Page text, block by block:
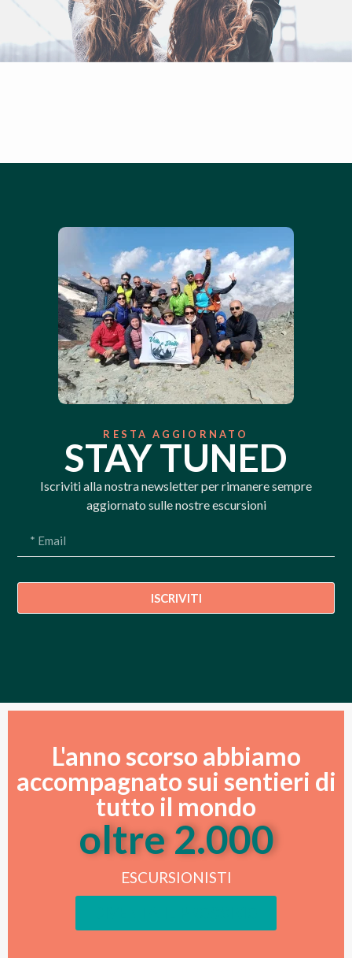
RESTA AGGIORNATO
STAY TUNED
Iscriviti alla nostra newsletter per rimanere sempre
aggiornato sulle nostre escursioni
ISCRIVITI
L'anno scorso abbiamo
accompagnato sui sentieri di
tutto il mondo
ESCURSIONISTI
oltre 2.000